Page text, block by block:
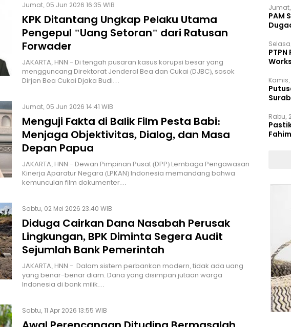
Jumat, 05 Jun 2026 16:35 WIB
KPK Ditantang Ungkap Pelaku Utama
Pengepul "Uang Setoran" dari Ratusan
Forwader
JAKARTA, HNN - Di tengah pusaran kasus korupsi besar yang
mengguncang Direktorat Jenderal Bea dan Cukai (DJBC), sosok
Dirjen Bea Cukai Djaka Budi…
Jumat, 05 Jun 2026 14:41 WIB
Menguji Fakta di Balik Film Pesta Babi:
Menjaga Objektivitas, Dialog, dan Masa
Depan Papua
JAKARTA, HNN - Dewan Pimpinan Pusat (DPP) Lembaga Pengawasan
Kinerja Aparatur Negara (LPKAN) Indonesia memandang bahwa
kemunculan film dokumenter…
Sabtu, 02 Mei 2026 23:40 WIB
Diduga Cairkan Dana Nasabah Perusak
Lingkungan, BPK Diminta Segera Audit
Sejumlah Bank Pemerintah
JAKARTA, HNN - Dalam sistem perbankan modern, tidak ada uang
yang benar-benar diam. Dana yang disimpan jutaan warga
Indonesia di bank milik…
Sabtu, 11 Apr 2026 13:55 WIB
Jumat,
PAM
Kamis,
Rabu,